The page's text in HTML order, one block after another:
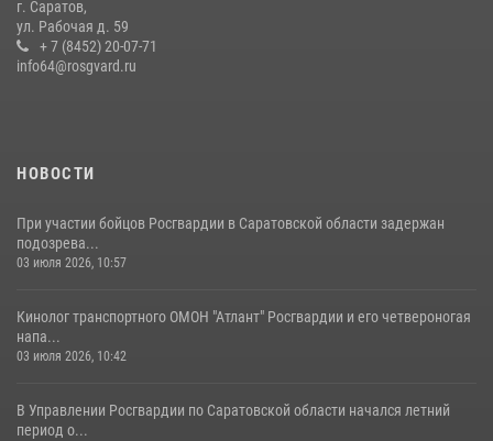
Крещения Руси
28 июля 2026, 13:25
05 августа 2026, 12:55
г. Саратов,
ул. Рабочая д. 59
+ 7 (8452) 20-07-71
info64@rosgvard.ru
НОВОСТИ
При участии бойцов Росгвардии в Саратовской области задержан
подозрева...
03 июля 2026, 10:57
Кинолог транспортного ОМОН "Атлант" Росгвардии и его четвероногая
напа...
03 июля 2026, 10:42
В Управлении Росгвардии по Саратовской области начался летний
период о...